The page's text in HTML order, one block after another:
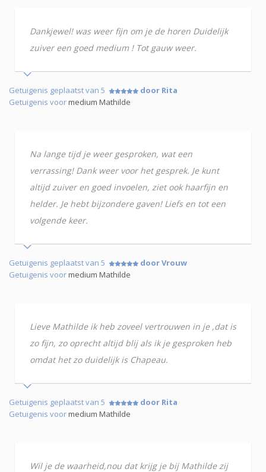
Dankjewel! was weer fijn om je de horen Duidelijk
zuiver een goed medium ! Tot gauw weer.
Getuigenis geplaatst van 5
door Rita
Getuigenis voormedium Mathilde
Na lange tijd je weer gesproken, wat een
verrassing! Dank weer voor het gesprek. Je kunt
altijd zuiver en goed invoelen, ziet ook haarfijn en
helder. Je hebt bijzondere gaven! Liefs en tot een
volgende keer.
Getuigenis geplaatst van 5
door Vrouw
Getuigenis voormedium Mathilde
Lieve Mathilde ik heb zoveel vertrouwen in je ,dat is
zo fijn, zo oprecht altijd blij als ik je gesproken heb
omdat het zo duidelijk is Chapeau.
Getuigenis geplaatst van 5
door Rita
Getuigenis voormedium Mathilde
Wil je de waarheid,nou dat krijg je bij Mathilde zij